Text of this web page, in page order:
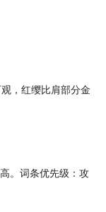
，红缨比肩部分金
。词条优先级：攻